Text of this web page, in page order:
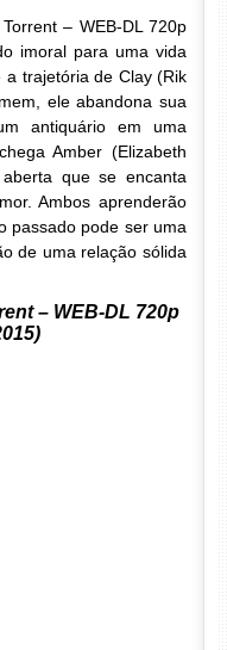
– WEB-DL 720p
imoral para uma vida
trajetória de Clay (Rik
ele abandona sua
antiquário em uma
Amber (Elizabeth
que se encanta
Ambos aprenderão
passado pode ser uma
de uma relação sólida
– WEB-DL 720p